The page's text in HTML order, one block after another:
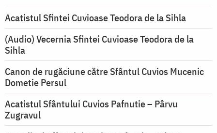
Acatistul Sfintei Cuvioase Teodora de la Sihla
(Audio) Vecernia Sfintei Cuvioase Teodora de la
Sihla
Canon de rugăciune către Sfântul Cuvios Mucenic
Dometie Persul
Acatistul Sfântului Cuvios Pafnutie – Pârvu
Zugravul